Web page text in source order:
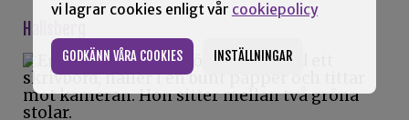
vi lagrar cookies enligt vår cookiepolicy
GODKÄNN VÅRA COOKIES INSTÄLLNINGAR
Hallsberg